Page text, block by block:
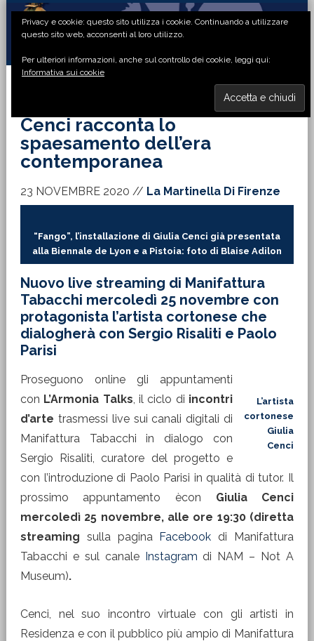
Passa
primaria
Passa
principale
Passa
laterale
Passa
di
Cenci racconta lo
spaesamento dell’era
contemporanea
23 NOVEMBRE 2020 // La Martinella Di Firenze
“Fango”, l’installazione di Giulia Cenci già presentata
alla Biennale de Lyon e a Pistoia: foto di Blaise Adilon
Nuovo live streaming di Manifattura
Tabacchi mercoledì 25 novembre con
protagonista l’artista cortonese che
dialogherà con Sergio Risaliti e Paolo
Parisi
L’artista
cortonese
Giulia
Cenci
Proseguono online gli appuntamenti
con L’Armonia Talks, il ciclo di incontri
d’arte trasmessi live sui canali digitali di
Manifattura Tabacchi in dialogo con
Sergio Risaliti, curatore del progetto e
con l’introduzione di Paolo Parisi in qualità di tutor. Il
prossimo appuntamento ècon Giulia Cenci
mercoledì 25 novembre, alle ore 19:30 (diretta
streaming sulla pagina Facebook di Manifattura
Tabacchi e sul canale Instagram di NAM – Not A
Museum).
Cenci, nel suo incontro virtuale con gli artisti in
Residenza e con il pubblico più ampio di Manifattura
Privacy e cookie: questo sito utilizza i cookie. Continuando a utilizzare
questo sito web, acconsenti al loro utilizzo.
Per ulteriori informazioni, anche sul controllo dei cookie, leggi qui:
Informativa sui cookie